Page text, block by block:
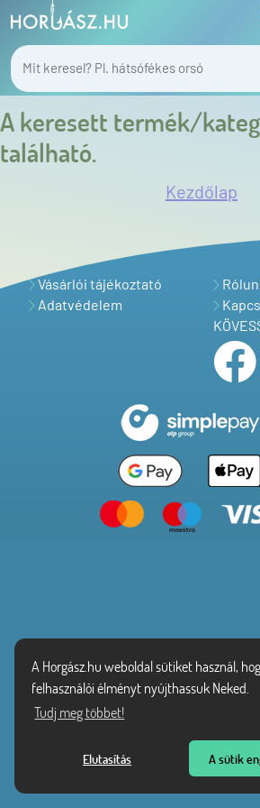
A Horgász.hu weboldal sütiket használ,
felhasználói élményt nyújthassuk Neked.
Tudj meg többet!
Elutasítás A sütik
A keresett termék/
található.
Kezdőlap
Vásárlói tájékoztató
Adatvédelem